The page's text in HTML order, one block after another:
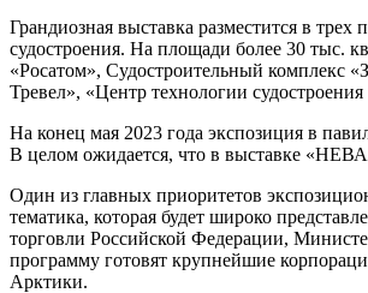
Грандиозная выставка разместится в
судостроения. На площади более 30 тыс.
«Росатом», Судостроительный
Тревел», «Центр технологии
На конец мая 2023 года экспозиция в
В целом ожидается, что в выставке «НЕВА
Один из главных приоритетов
тематика, которая будет широко
торговли Российской Федерации,
программу готовят крупнейшие
Арктики.